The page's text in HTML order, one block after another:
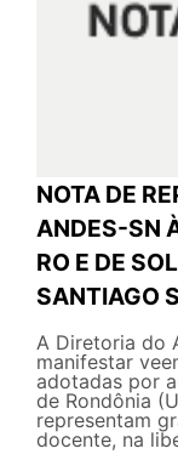
NOTA DE
ANDES-SN
RO E DE
SANTIAGO
A Diretoria do
manifestar
adotadas por
de Rondônia
representam
docente, na